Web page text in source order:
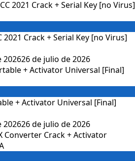
Crack + Serial Key [no Virus]
202626 de julio de 2026
+ Activator Universal [Final]
202626 de julio de 2026